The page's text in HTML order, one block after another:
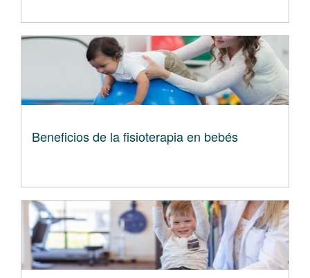
Beneficios de la fisioterapia en bebés